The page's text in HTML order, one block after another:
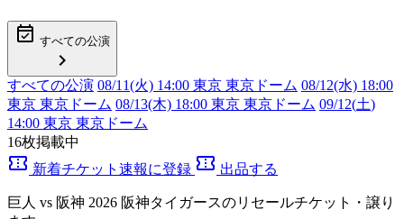
event_available すべての公演
chevron_right
すべての公演 08/11(火) 14:00 東京 東京ドーム 08/12(水) 18:00
東京 東京ドーム 08/13(木) 18:00 東京 東京ドーム 09/12(土)
14:00 東京 東京ドーム
16枚掲載中
confirmation_number 新着チケット速報に登録 confirmation_number 出品する
巨人 vs 阪神 2026 阪神タイガースのリセールチケット・譲り